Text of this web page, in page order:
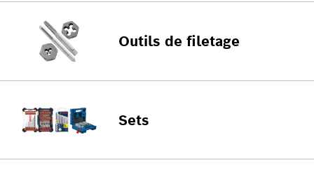
Outils de filetage
Sets